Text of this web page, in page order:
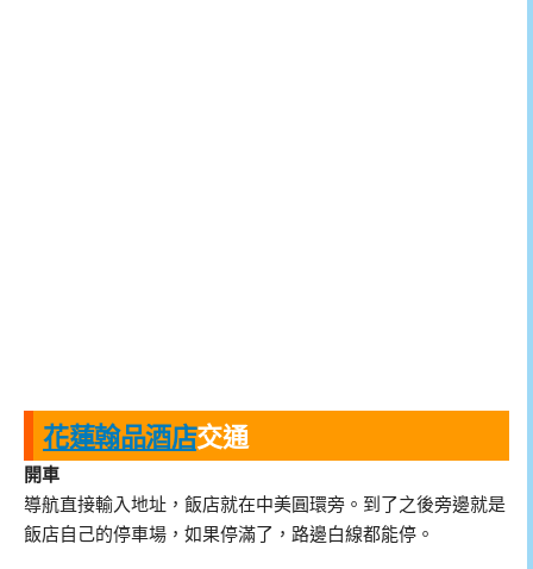
花蓮翰品酒店交通
開車
導航直接輸入地址，飯店就在中美圓環旁。到了之後旁邊就是
飯店自己的停車場，如果停滿了，路邊白線都能停。